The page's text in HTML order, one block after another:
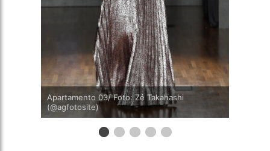
Apartamento 03/ Foto: Zé Takahashi
(@agfotosite)